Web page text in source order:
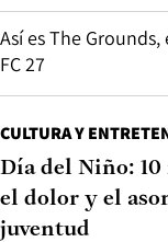
Así es The
FC 27
CULTURA Y
Día del Niño:
el dolor y el
juventud